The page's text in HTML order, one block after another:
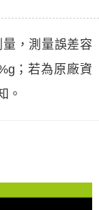
，測量誤差容
；若為原廠資
。